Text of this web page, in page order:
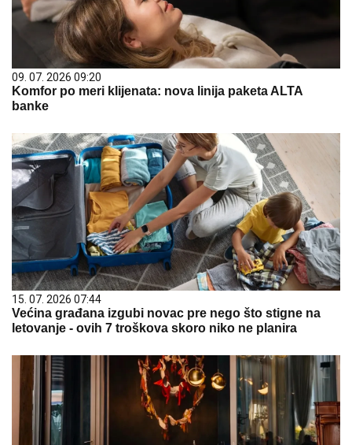
09. 07. 2026 09:20
Komfor po meri klijenata: nova linija paketa ALTA
banke
15. 07. 2026 07:44
Većina građana izgubi novac pre nego što stigne na
letovanje - ovih 7 troškova skoro niko ne planira